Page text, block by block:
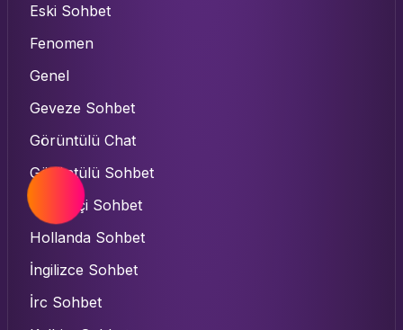
Eski Sohbet
Fenomen
Genel
Geveze Sohbet
Görüntülü Chat
Görüntülü Sohbet
Gurbetçi Sohbet
Hollanda Sohbet
İngilizce Sohbet
İrc Sohbet